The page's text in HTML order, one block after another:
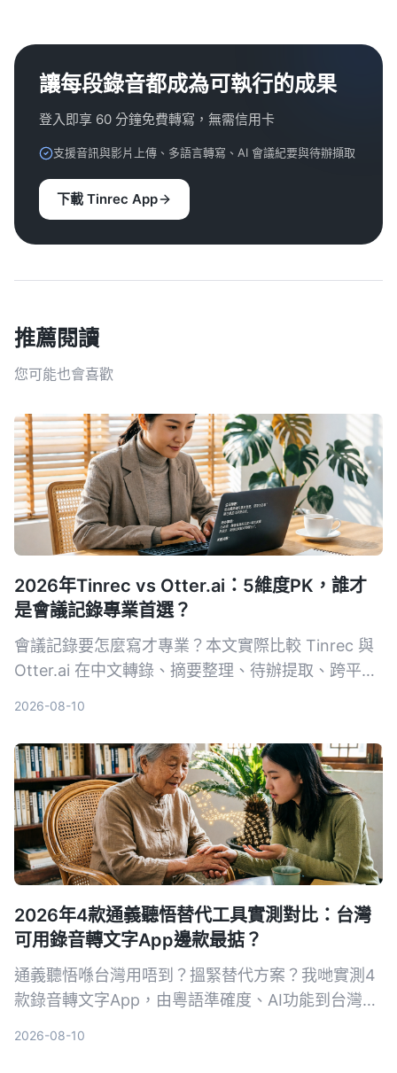
讓每段錄音都成為可執行的成果
登入即享 60 分鐘免費轉寫，無需信用卡
支援音訊與影片上傳、多語言轉寫、AI 會議紀要與待辦擷取
下載 Tinrec App
推薦閱讀
您可能也會喜歡
2026年Tinrec vs Otter.ai：5維度PK，誰才
是會議記錄專業首選？
會議記錄要怎麼寫才專業？本文實際比較 Tinrec 與
Otter.ai 在中文轉錄、摘要整理、待辦提取、跨平台
2026-08-10
2026年4款通義聽悟替代工具實測對比：台灣
可用錄音轉文字App邊款最掂？
通義聽悟喺台灣用唔到？搵緊替代方案？我哋實測4
款錄音轉文字App，由粵語準確度、AI功能到台灣可
2026-08-10